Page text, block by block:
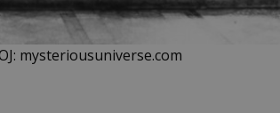
mysteriousuniverse.com